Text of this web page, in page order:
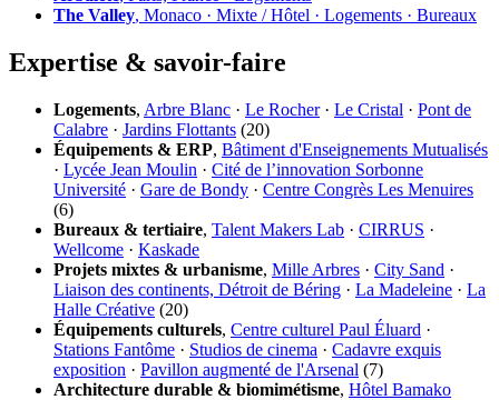
The Valley, Monaco · Mixte / Hôtel · Logements · Bureaux
Expertise & savoir-faire
Logements, Arbre Blanc · Le Rocher· Le Cristal · Pont de
Calabre · Jardins Flottants (20)
Équipements & ERP, Bâtiment d'Enseignements Mutualisés
· Lycée Jean Moulin · Cité de l’innovation Sorbonne
Université · Gare de Bondy · Centre Congrès Les Menuires
(6)
Bureaux & tertiaire, Talent Makers Lab · CIRRUS ·
Wellcome · Kaskade
Projets mixtes & urbanisme, Mille Arbres · City Sand ·
Liaison des continents, Détroit de Béring · La Madeleine · La
Halle Créative (20)
Équipements culturels, Centre culturel Paul Éluard ·
Stations Fantôme · Studios de cinema · Cadavre exquis
exposition · Pavillon augmenté de l'Arsenal (7)
Architecture durable & biomimétisme, Hôtel Bamako